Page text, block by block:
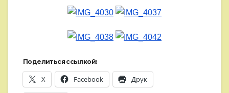
Поделиться ссылкой:
X Facebook Друк